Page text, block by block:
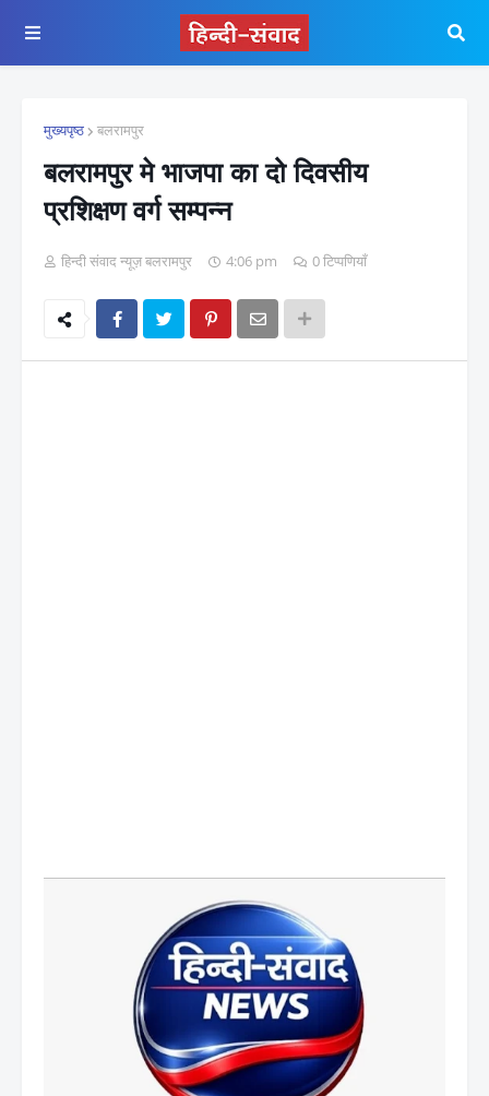
मुख्यपृष्ठ बलरामपुर
बलरामपुर मे भाजपा का दो दिवसीय
प्रशिक्षण वर्ग सम्पन्न
हिन्दी संवाद न्यूज़ बलरामपुर 4:06 pm 0 टिप्पणियाँ